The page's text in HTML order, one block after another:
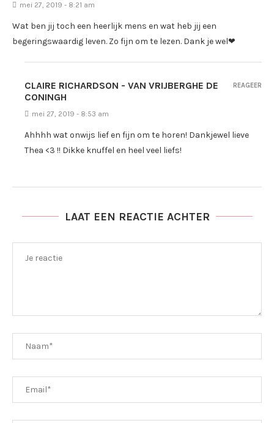
mei 27, 2019 - 8:21 am
Wat ben jij toch een heerlijk mens en wat heb jij een
begeringswaardig leven. Zo fijn om te lezen. Dank je wel❤
CLAIRE RICHARDSON - VAN VRIJBERGHE DE
CONINGH
mei 27, 2019 - 8:53 am
Ahhhh wat onwijs lief en fijn om te horen! Dankjewel lieve
Thea <3 !! Dikke knuffel en heel veel liefs!
REAGEER
LAAT EEN REACTIE ACHTER